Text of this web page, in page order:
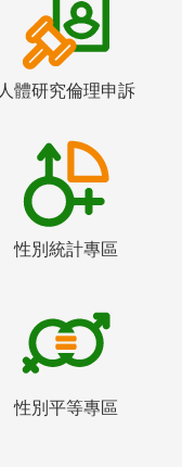
人體研究倫理申訴
性別統計專區
性別平等專區